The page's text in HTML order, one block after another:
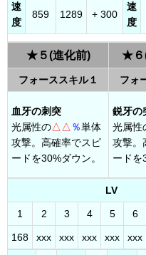
速
度
859 1289 + 300
速
度
★５(進化前) ★６
フォーススキル１ フォ
血牙の刺突
光属性の△△ ％単体
攻撃。高確率でスピ
ードを30%ダウン。
鋭牙の
光属性
攻撃。
ードを
LV
1 2 3 4 5 6
168 xxx xxx xxx xxx xxx